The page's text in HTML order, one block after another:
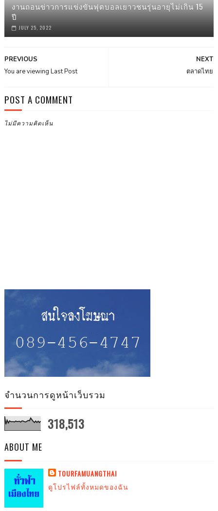
งานถอนข่าวการแข่งขันฟุตบอลเยาวชนรุ่นอายุไม่เกิน 15
ปี
JULY 25, 2022
NEXT
ตลาดไทย
PREVIOUS
You are viewing Last Post
POST A COMMENT
ไม่มีความคิดเห็น
จำนวนการดูหน้าเว็บรวม
318,513
ABOUT ME
TOURFAMUANGTHAI
ดูโปรไฟล์ทั้งหมดของฉัน